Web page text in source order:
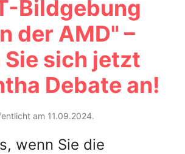
Bildgebung
der AMD" –
Sie sich jetzt
Debate an!
am 11.09.2024.
wenn Sie die